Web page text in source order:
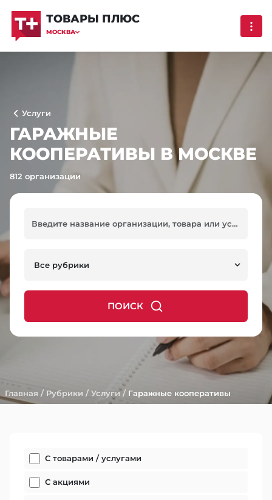
ТОВАРЫ ПЛЮС
МОСКВА
Услуги
ГАРАЖНЫЕ
КООПЕРАТИВЫ В МОСКВЕ
812 организации
Все рубрики
ПОИСК
Главная / Рубрики / Услуги/ Гаражные кооперативы
С товарами / услугами
С акциями